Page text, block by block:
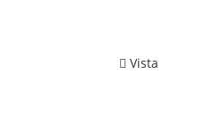
Vista